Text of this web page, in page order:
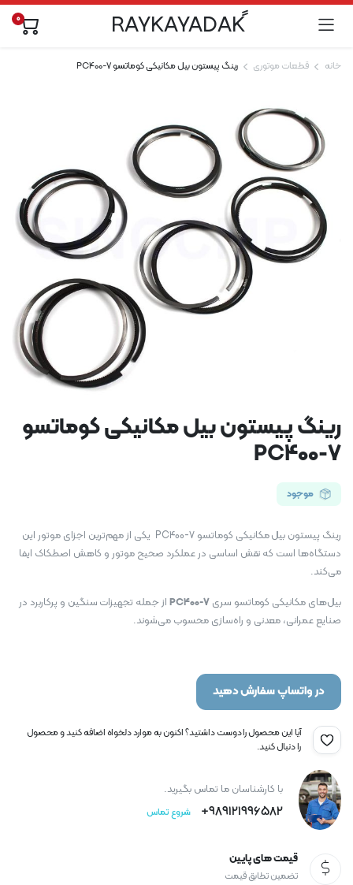
ًRAYKAYADAK 0
خانه قطعات موتوری رینگ پیستون بیل مکانیکی کوماتسو PC400-7
رینگ پیستون بیل مکانیکی کوماتسو
PC400-7
موجود
رینگ پیستون بیل مکانیکی کوماتسو PC400-7 یکی از مهم‌ترین اجزای موتور این
دستگاه‌ها است که نقش اساسی در عملکرد صحیح موتور و کاهش اصطکاک ایفا
می‌کند.
بیل‌های مکانیکی کوماتسو سریPC400-7 از جمله تجهیزات سنگین و پرکاربرد در
صنایع عمرانی، معدنی و راه‌سازی محسوب می‌شوند.
در واتساپ سفارش دهید
آیا این محصول را دوست داشتید؟ اکنون به موارد دلخواه اضافه کنید و محصول
را دنبال کنید.
با کارشناسان ما تماس بگیرید.
989121996582+ شروع تماس
قیمت های پایین
تضمین تطابق قیمت